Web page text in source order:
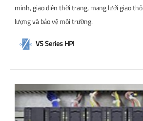
minh, giao diện thời trang, mạng lưới giao
lượng và bảo vệ môi trường.
VS Series HPI